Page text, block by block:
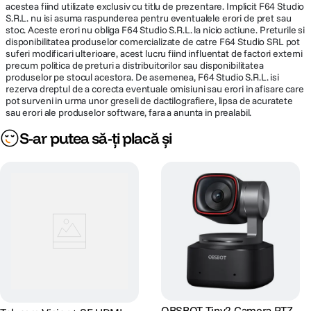
Iesiri multiple NDI®HX3 / HDMI / USB 2.0
Camera poate transmite simultan semnal video prin NDI®HX3, HDMI si
USB 2.0, oferind atat fluxuri de productie traditionale, cat si utilizare ca
webcam profesional.
Configurare rapida prin SSDP
Functia SSDP simplifica gasirea automata a adresei IP in retea, fara
1280x720P60/50/30/25;
1024x576P60/50/30/25;
800x448P60/50/30/25
Tip Card
Memorie
Micro SD
Audio
Intrare Mini XLR si linie stereo 3.5 mm,
incorporate
NDI®HX3, SRT, HTTP, RTSP, RTMP,
ONVIF, VISCA over IP (TCP/UDP), VISCA,
Pelco P/D, SSDP, NTP, RTP Multicast,
acestea fiind utilizate exclusiv cu titlu de prezentare. Implicit F64 Studio
S.R.L. nu isi asuma raspunderea pentru eventualele erori de pret sau
stoc. Aceste erori nu obliga F64 Studio S.R.L. la nicio actiune. Preturile si
disponibilitatea produselor comercializate de catre F64 Studio SRL pot
suferi modificari ulterioare, acest lucru fiind influentat de factori externi
precum politica de preturi a distribuitorilor sau disponibilitatea
produselor pe stocul acestora. De asemenea, F64 Studio S.R.L. isi
rezerva dreptul de a corecta eventuale omisiuni sau erori in afisare care
pot surveni in urma unor greseli de dactilografiere, lipsa de acuratete
sau erori ale produselor software, fara a anunta in prealabil.
S-ar putea să-ți placă și